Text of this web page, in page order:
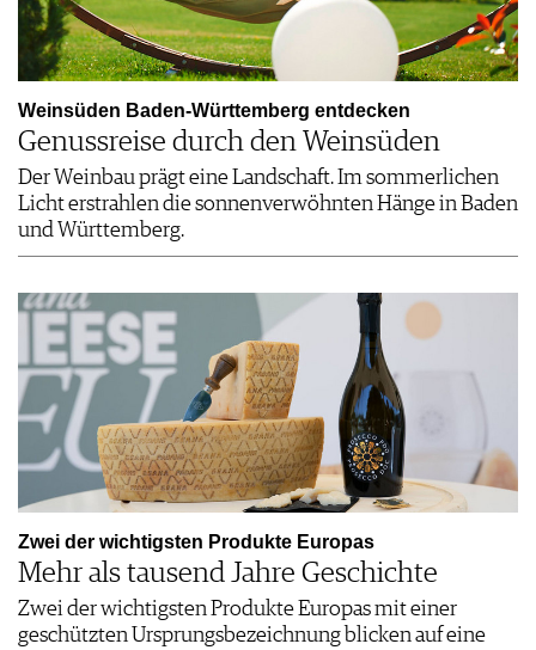
Weinsüden Baden-Württemberg entdecken
Genussreise durch den Weinsüden
Der Weinbau prägt eine Landschaft. Im sommerlichen
Licht erstrahlen die sonnenverwöhnten Hänge in Baden
und Württemberg.
Zwei der wichtigsten Produkte Europas
Mehr als tausend Jahre Geschichte
Zwei der wichtigsten Produkte Europas mit einer
geschützten Ursprungsbezeichnung blicken auf eine